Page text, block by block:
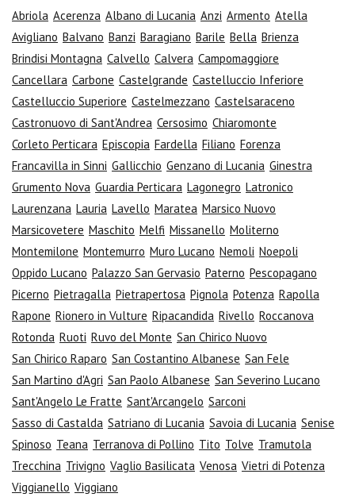
Abriola Acerenza Albano di Lucania Anzi Armento Atella
Avigliano Balvano Banzi Baragiano Barile Bella Brienza
Brindisi Montagna Calvello Calvera Campomaggiore
Cancellara Carbone Castelgrande Castelluccio Inferiore
Castelluccio Superiore Castelmezzano Castelsaraceno
Castronuovo di Sant'Andrea Cersosimo Chiaromonte
Corleto Perticara Episcopia Fardella Filiano Forenza
Francavilla in Sinni Gallicchio Genzano di Lucania Ginestra
Grumento Nova Guardia Perticara Lagonegro Latronico
Laurenzana Lauria Lavello Maratea Marsico Nuovo
Marsicovetere Maschito Melfi Missanello Moliterno
Montemilone Montemurro Muro Lucano Nemoli Noepoli
Oppido Lucano Palazzo San Gervasio Paterno Pescopagano
Picerno Pietragalla Pietrapertosa Pignola Potenza Rapolla
Rapone Rionero in Vulture Ripacandida Rivello Roccanova
Rotonda Ruoti Ruvo del Monte San Chirico Nuovo
San Chirico Raparo San Costantino Albanese San Fele
San Martino d'Agri San Paolo Albanese San Severino Lucano
Sant'Angelo Le Fratte Sant'Arcangelo Sarconi
Sasso di Castalda Satriano di Lucania Savoia di Lucania Senise
Spinoso Teana Terranova di Pollino Tito Tolve Tramutola
Trecchina Trivigno Vaglio Basilicata Venosa Vietri di Potenza
Viggianello Viggiano